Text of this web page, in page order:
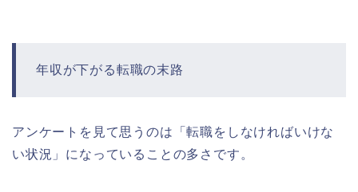
年収が下がる転職の末路
アンケートを見て思うのは「転職をしなければいけな
い状況」になっていることの多さです。